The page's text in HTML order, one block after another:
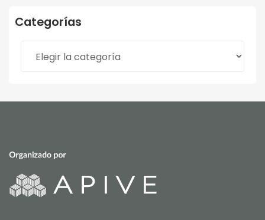
Categorías